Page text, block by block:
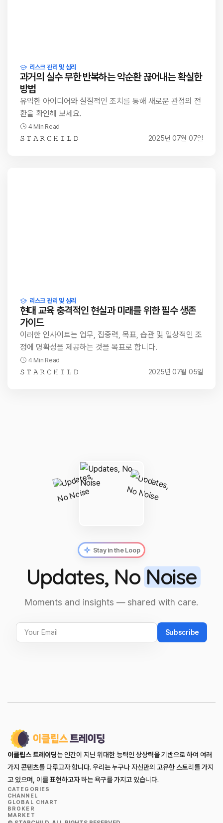
리스크 관리 및 심리
과거의 실수 무한 반복하는 악순환 끊어내는 확실한
방법
유익한 아이디어와 실질적인 조치를 통해 새로운 관점의 전
환을 확인해 보세요.
4 Min Read
𝚂 𝚃 𝙰 𝚁 𝙲 𝙷 𝙸 𝙻 𝙳 2025년 07월 07일
리스크 관리 및 심리
현대 교육 충격적인 현실과 미래를 위한 필수 생존
가이드
이러한 인사이트는 업무, 집중력, 목표, 습관 및 일상적인 조
정에 명확성을 제공하는 것을 목표로 합니다.
4 Min Read
𝚂 𝚃 𝙰 𝚁 𝙲 𝙷 𝙸 𝙻 𝙳 2025년 07월 05일
Stay in the Loop
Updates, NoNoise
Moments and insights — shared with care.
Subscribe
이클립스 트레이딩는 인간이 지닌 위대한 능력인 상상력을 기반으로 하여 여러
가지 콘텐츠를 다루고자 합니다. 우리는 누구나 자신만의 고유한 스토리를 가지
고 있으며, 이를 표현하고자 하는 욕구를 가지고 있습니다.
CATEGORIES
CHANNEL
GLOBAL CHART
BROKER
MARKET